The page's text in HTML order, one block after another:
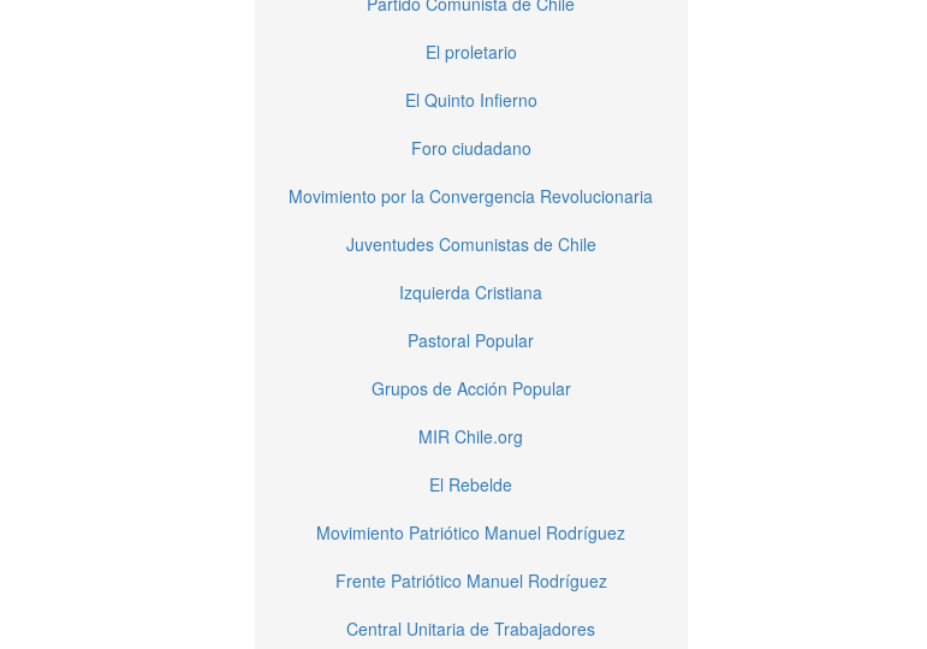
El proletario
El Quinto Infierno
Foro ciudadano
Movimiento por la Convergencia Revolucionaria
Juventudes Comunistas de Chile
Izquierda Cristiana
Pastoral Popular
Grupos de Acción Popular
MIR Chile.org
El Rebelde
Movimiento Patriótico Manuel Rodríguez
Frente Patriótico Manuel Rodríguez
Central Unitaria de Trabajadores